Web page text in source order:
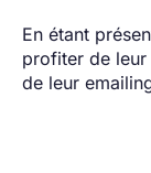
En étant
profiter de
de leur